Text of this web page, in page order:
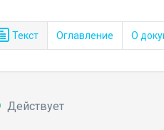
Текст Оглавление О
Действует